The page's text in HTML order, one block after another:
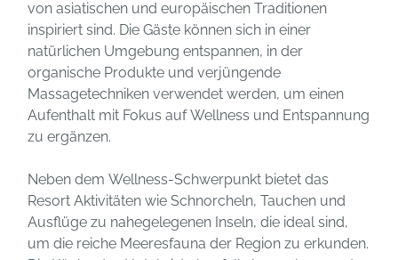
von asiatischen und europäischen Traditionen
inspiriert sind. Die Gäste können sich in einer
natürlichen Umgebung entspannen, in der
organische Produkte und verjüngende
Massagetechniken verwendet werden, um einen
Aufenthalt mit Fokus auf Wellness und Entspannung
zu ergänzen.
Neben dem Wellness-Schwerpunkt bietet das
Resort Aktivitäten wie Schnorcheln, Tauchen und
Ausflüge zu nahegelegenen Inseln, die ideal sind,
um die reiche Meeresfauna der Region zu erkunden.